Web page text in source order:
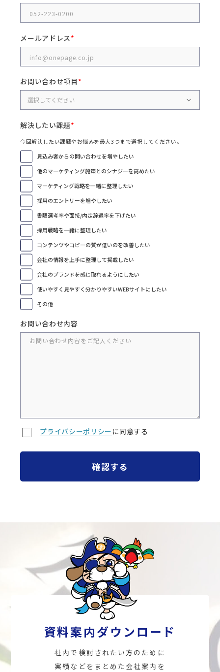
メールアドレス
お問い合わせ項目
解決したい課題
今回解決したい課題やお悩みを最大3つまで選択してください。
見込み客からの問い合わせを増やしたい
他のマーケティング施策とのシナジーを高めたい
マーケティング戦略を一緒に整理したい
採用のエントリーを増やしたい
書類選考率や面接/内定辞退率を下げたい
採用戦略を一緒に整理したい
コンテンツやコピーの質が低いのを改善したい
会社の情報を上手に整理して掲載したい
会社のブランドを感じ取れるようにしたい
使いやすく見やすく分かりやすいWEBサイトにしたい
その他
お問い合わせ内容
プライバシーポリシーに同意する
資料案内ダウンロード
社内で検討されたい方のために
実績などをまとめた会社案内を